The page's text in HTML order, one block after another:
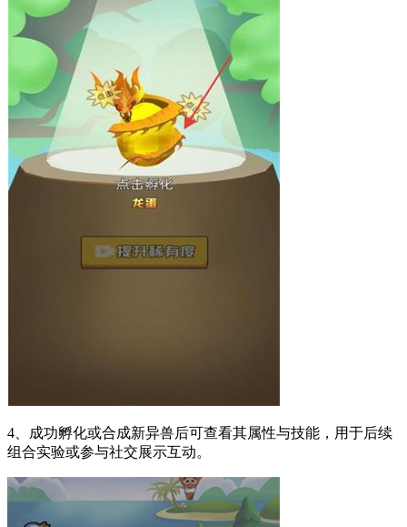
4、成功孵化或合成新异兽后可查看其属性与技能，用于后续
组合实验或参与社交展示互动。